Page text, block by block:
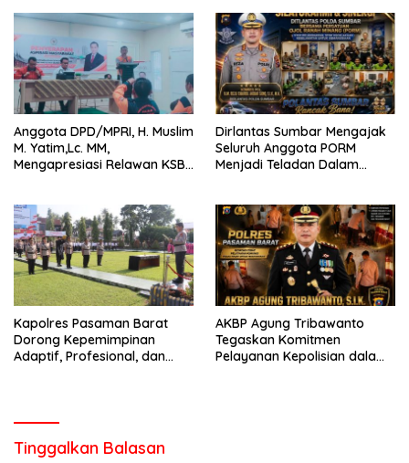
Anggota DPD/MPRI, H. Muslim
M. Yatim,Lc. MM,
Mengapresiasi Relawan KSB
Bencana
Dirlantas Sumbar Mengajak
Seluruh Anggota PORM
Menjadi Teladan Dalam
Perlengkapan Keselamatan
Berkendara
Kapolres Pasaman Barat
Dorong Kepemimpinan
Adaptif, Profesional, dan
AKBP Agung Tribawanto
Tegaskan Komitmen
Pelayanan Kepolisian dalam
Tinggalkan Balasan